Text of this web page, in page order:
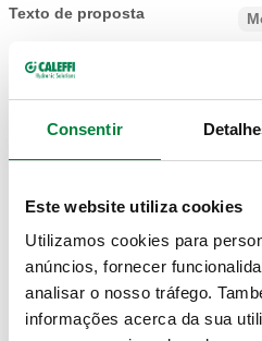
Consentir
Este website utiliza cookies
Utilizamos cookies para
anúncios, fornecer
analisar o nosso tráfego.
informações acerca da sua
Texto de proposta
CALEFFI, 679014, DARCAL.
multicamada para
temperatura. Ligação: 23 p. 1,5,
temperatura do fluido: 0–95 °C.
SCIP code
78b5c466-aeaa-4176-bcfa-
679024 Ø 16x2 -
23 p.